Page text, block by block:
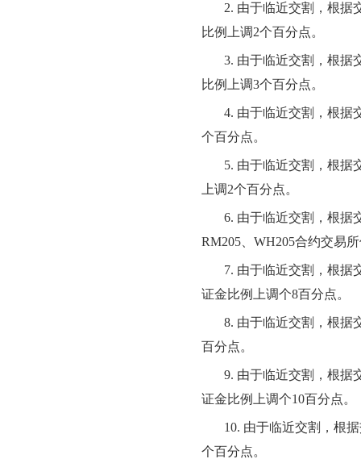
2. 由于临近交割，根据
比例上调2个百分点。
3. 由于临近交割，根据
比例上调3个百分点。
4. 由于临近交割，根据
个百分点。
5. 由于临近交割，根据
上调2个百分点。
6. 由于临近交割，根据
RM205 WH205合约交易
7. 由于临近交割，根据
证金比例上调个8百分点。
8. 由于临近交割，根据
百分点。
9. 由于临近交割，根据
证金比例上调个10百分点。
10. 由于临近交割，根
个百分点。